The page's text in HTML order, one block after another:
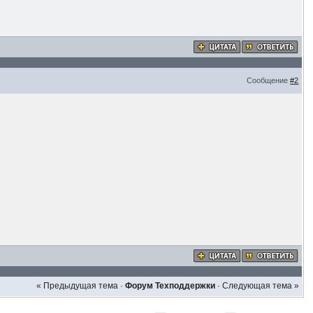
Сообщение#2
« Предыдущая тема· Форум Техподдержки· Следующая тема »